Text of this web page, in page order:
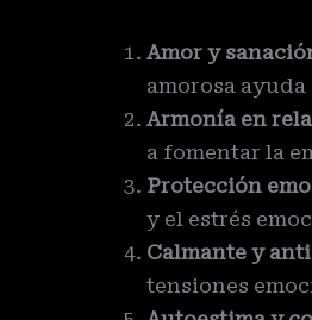
Amor y
amorosa
Armonía en
a fomentar la
Protección
y el estrés
Calmante y
tensiones